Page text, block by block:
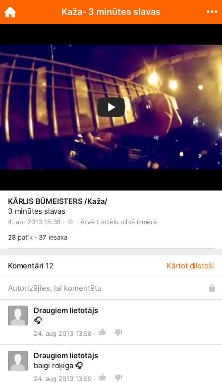
KĀRLIS BŪMEISTERS /Kaža/
3 minūtes slavas
4. apr 2013 15:38 · · Atvērt attēlu pilnā izmērā
28patīk · 37 iesaka
Komentāri 12 Kārtot dilstoši
Autorizējies, lai komentētu
Draugiem lietotājs
🎧
24. aug 2013 13:58 ·
Draugiem lietotājs
baigi roķīga 🎧
24. aug 2013 13:59 ·
Kaža- 3 minūtes slavas